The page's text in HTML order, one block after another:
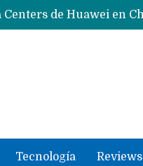
Tecnología Reviews